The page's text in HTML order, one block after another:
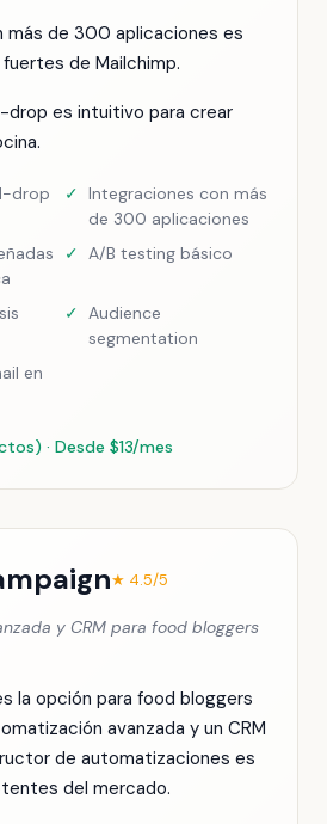
más de 300 aplicaciones es
de Mailchimp.
drop es intuitivo para crear
drop
✓ Integraciones con más
de 300 aplicaciones
✓ A/B testing básico
✓ Audience
segmentation
en
· Desde $13/mes
★ 4.5/5
y CRM para food bloggers
la opción para food bloggers
avanzada y un CRM
de automatizaciones es
del mercado.